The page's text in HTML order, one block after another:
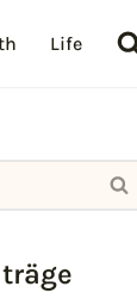
Life